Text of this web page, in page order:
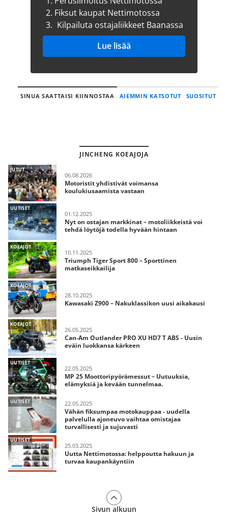
2. Fiksut kaupat Nettimotossa
3. Kilpailuta ostajaliikkeet Baanassa
Lue lisää
SINUA SAATTAISI KIINNOSTAA AIEMMIN KATSOTUT SUOSITUT
JINCHENG KOEAJOJA
JUTUT
06.08.2026
Motoristit yhdistivät voimansa
koulukiusaamista vastaan
UUTISET
01.12.2025
Nyt on ostajan markkinat – motoliikkeistä voi
tehdä löytöjä todella hyvään hintaan
KOEAJOT
10.11.2025
Triumph Tiger Sport 800 – Sporttinen
matkaseikkailija
KOEAJOT
28.10.2025
Kawasaki Z900 – Nakuklassikon uusi aikakausi
KOEAJOT
26.05.2025
Can-Am Outlander PRO XU HD7 T ABS - Uusin
eväin luokkansa kärkeen
UUTISET
22.05.2025
MP 25 Moottoripyörämessut – Uutuuksia,
elämyksiä ja kevään tunnelmaa.
UUTISET 22.05.2025
Vähän fiksumpaa motokauppaa - uudella
palvelulla ajoneuvo vaihtaa omistajaa
turvallisesti ja sujuvasti
UUTISET
25.03.2025
Uutta Nettimotossa: helppoutta hakuun ja
turvaa kaupankäyntiin
Sivun alkuun